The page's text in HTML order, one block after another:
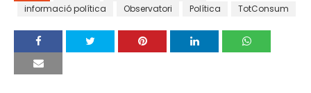
informació política
Observatori Política TotConsum